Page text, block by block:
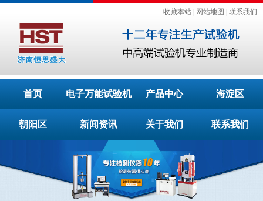
收藏本站 网站地图 联系我们
首页 电子万能试验机 产品中心 海淀区
朝阳区 新闻资讯 关于我们 联系我们